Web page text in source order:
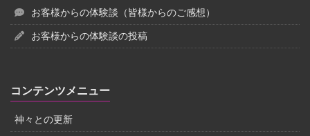
お客様からの体験談（皆様からのご感想）
お客様からの体験談の投稿
コンテンツメニュー
神々との更新